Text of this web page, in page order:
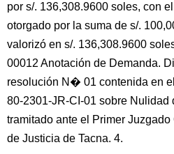
por s/. 136,308.9600 soles, con
otorgado por la suma de s/.
valorizó en s/. 136,308.9600
00012 Anotación de Demanda.
resolución N� 01 contenida en
80-2301-JR-CI-01 sobre Nulidad
tramitado ante el Primer
de Justicia de Tacna. 4.